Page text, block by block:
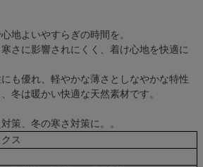
地よいやすらぎの時間を。
さに影響されにくく、着け心地を快適に
も優れ、軽やかな薄さとしなやかな特性
冬は暖かい快適な天然素材です。
策、冬の寒さ対策に。。
ス